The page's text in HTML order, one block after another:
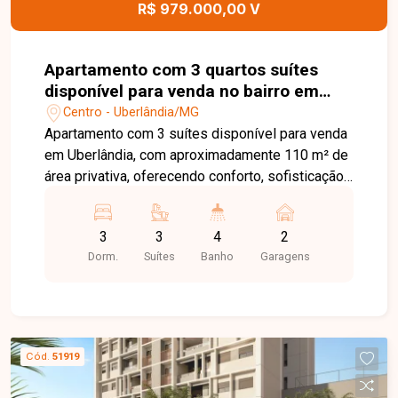
excelente oportunidade para quem busca morar
de Uberlândia. Entre em contato para mais
informações, consulte disponibilidade e agende
sua visita para conhecer este empreendimento.
R$ 979.000,00 V
Apartamento com 3 quartos suítes
disponível para venda no bairro em
Uberlândia-MG
Centro - Uberlândia/MG
Apartamento com 3 suítes disponível para venda
em Uberlândia, com aproximadamente 110 m² de
área privativa, oferecendo conforto, sofisticação
imóvel conta com sala ampla em 2 ambientes
integrada à varanda gourmet fechada em pele de
vidro, equipada com churrasqueira a carvão,
separada com armário, oferecendo praticidade no
dia a dia. O apartamento dispõe de 3 suítes,
todas com armários planejados, garantindo
3
Dorm.
3
Suítes
4
Banho
2
Garagens
Cód. 51919